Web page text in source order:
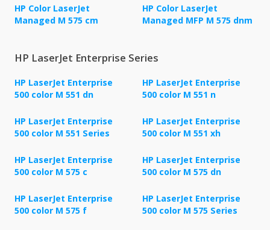
HP Color LaserJet
Managed M 575 cm
HP Color LaserJet
Managed MFP M 575 dnm
HP LaserJet Enterprise Series
HP LaserJet Enterprise
500 color M 551 dn
HP LaserJet Enterprise
500 color M 551 n
HP LaserJet Enterprise
500 color M 551 Series
HP LaserJet Enterprise
500 color M 551 xh
HP LaserJet Enterprise
500 color M 575 c
HP LaserJet Enterprise
500 color M 575 dn
HP LaserJet Enterprise
500 color M 575 f
HP LaserJet Enterprise
500 color M 575 Series